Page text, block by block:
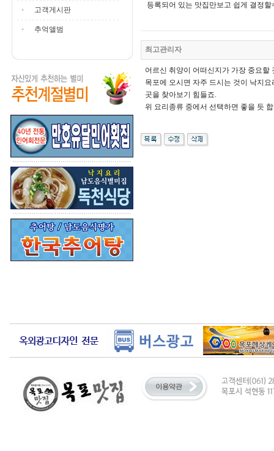
고객게시판
추억앨범
등록되어 있는 맛집만보고 쉽게 결정
최고관리자
어르신 취양이 어떠신지가 가장 중요할
목포에 오시면 자주 드시는 것이 낙지
곳을 찾아보기 힘들죠.
위 요리종류 중에서 선택하면 좋을 듯